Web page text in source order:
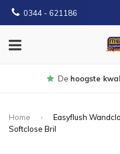
0344 - 621186
Gratis
Home
Easyflush
Softclose Bril